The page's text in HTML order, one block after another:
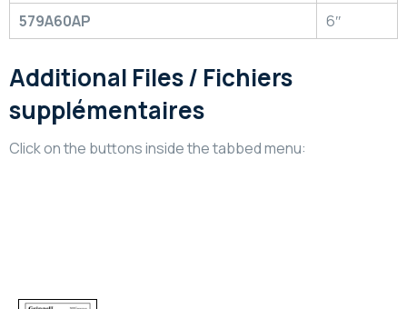
579A60AP
6″
Additional Files / Fichiers
supplémentaires
Click on the buttons inside the tabbed menu: